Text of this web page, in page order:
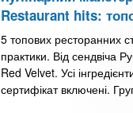
Restaurant hits:
5 топових ресторанних
практики. Від сендвіча
Red Velvet. Усі
сертифікат включені.